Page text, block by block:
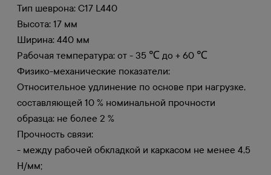
Тип шеврона: C17 L440
Высота: 17 мм
Ширина: 440 мм
Рабочая температура: от - 35 ℃ до + 60 ℃
Физико-механические показатели:
Относительное удлинение по основе при нагрузке,
составляющей 10 % номинальной прочности
образца: не более 2 %
Прочность связи:
- между рабочей обкладкой и каркасом не менее 4,5
Н/мм;